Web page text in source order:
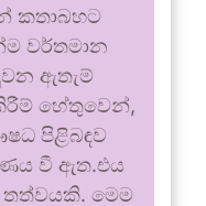
කතාබහට
වර්තමාන
ඇතැම්
හේතුවෙන්,
පිළිබඳව
වී ඇත.එය
තත්වයකි. මෙම